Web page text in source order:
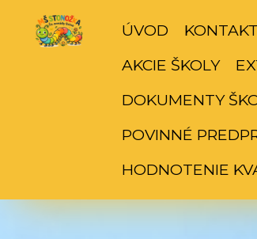
ÚVOD
AKCIE ŠKOLY
DOKUMENTY
POVINNÉ
HODNOTENIE